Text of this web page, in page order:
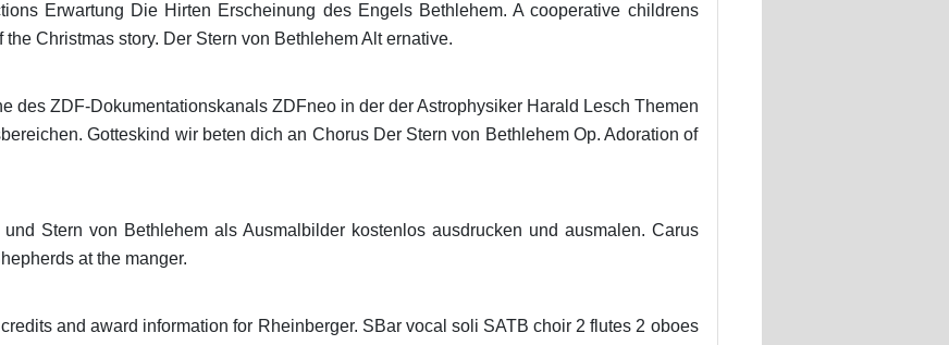
Erwartung Die Hirten Erscheinung des Engels Bethlehem. A cooperative childrens
Christmas story. Der Stern von Bethlehem Alt ernative.
des ZDF-Dokumentationskanals ZDFneo in der der Astrophysiker Harald Lesch Themen
Gotteskind wir beten dich an Chorus Der Stern von Bethlehem Op. Adoration of
Stern von Bethlehem als Ausmalbilder kostenlos ausdrucken und ausmalen. Carus
at the manger.
and award information for Rheinberger. SBar vocal soli SATB choir 2 flutes 2 oboes